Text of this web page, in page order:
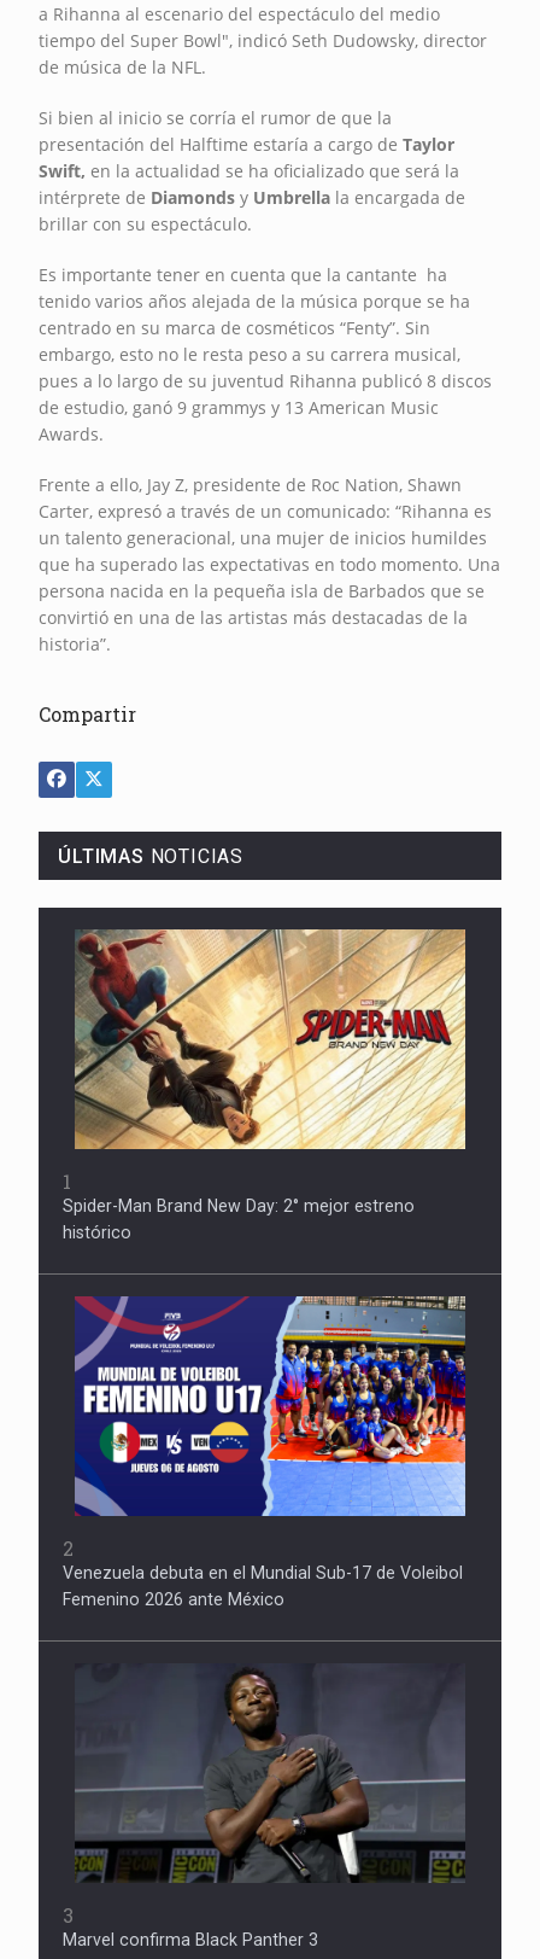
a Rihanna al escenario del espectáculo del medio
tiempo del Super Bowl", indicó Seth Dudowsky, director
de música de la NFL.
Si bien al inicio se corría el rumor de que la
presentación del Halftime estaría a cargo deTaylor
Swift, en la actualidad se ha oficializado que será la
intérprete de Diamonds y Umbrella la encargada de
brillar con su espectáculo.
Es importante tener en cuenta que la cantante ha
tenido varios años alejada de la música porque se ha
centrado en su marca de cosméticos “Fenty”. Sin
embargo, esto no le resta peso a su carrera musical,
pues a lo largo de su juventud Rihanna publicó 8 discos
de estudio, ganó 9 grammys y 13 American Music
Awards.
Frente a ello, Jay Z, presidente de Roc Nation, Shawn
Carter, expresó a través de un comunicado: “Rihanna es
un talento generacional, una mujer de inicios humildes
que ha superado las expectativas en todo momento. Una
persona nacida en la pequeña isla de Barbados que se
convirtió en una de las artistas más destacadas de la
historia”.
Compartir
ÚLTIMAS NOTICIAS
1
Spider-Man Brand New Day: 2° mejor estreno
histórico
2
Venezuela debuta en el Mundial Sub-17 de Voleibol
Femenino 2026 ante México
3
Marvel confirma Black Panther 3